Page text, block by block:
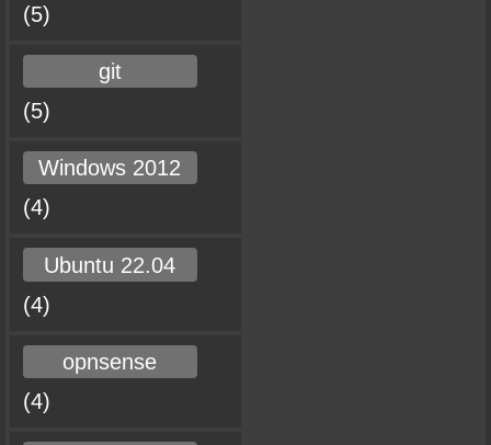
(5)
git
(5)
Windows 2012
(4)
Ubuntu 22.04
(4)
opnsense
(4)